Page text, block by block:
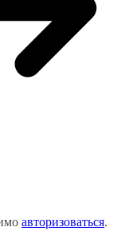
авторизоваться.